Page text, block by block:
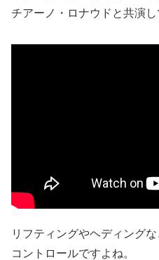
チアーノ・ロナウドと共演し
リフティングやヘディング
コントロールですよね。